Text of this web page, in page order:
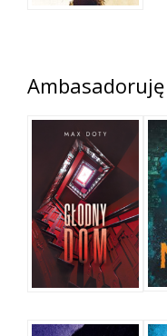
Ambasadoruję